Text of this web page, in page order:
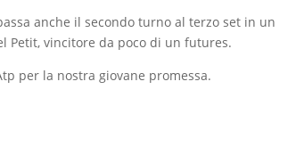
anche il secondo turno al terzo set in un
Petit, vincitore da poco di un futures.
per la nostra giovane promessa.